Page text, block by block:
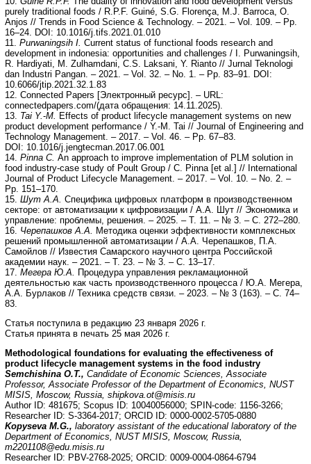
purely traditional foods / R.P.F. Guiné, S.G. Florença, M.J. Barroca, O.
Anjos // Trends in Food Science & Technology. – 2021. – Vol. 109. – Pp.
16–24. DOI: 10.1016/j.tifs.2021.01.010
11. Purwaningsih I. Current status of functional foods research and
development in indonesia: opportunities and challenges / I. Purwaningsih,
R. Hardiyati, M. Zulhamdani, C.S. Laksani, Y. Rianto // Jurnal Teknologi
dan Industri Pangan. – 2021. – Vol. 32. – No. 1. – Pp. 83–91. DOI:
10.6066/jtip.2021.32.1.83
12. Connected Papers [Электронный ресурс]. – URL:
connectedpapers.com/(дата обращения: 14.11.2025).
13. Tai Y.-M. Effects of product lifecycle management systems on new
product development performance / Y.-M. Tai // Journal of Engineering and
Technology Management. – 2017. – Vol. 46. – Pp. 67–83.
DOI: 10.1016/j.jengtecman.2017.06.001
14. Pinna C. An approach to improve implementation of PLM solution in
food industry-case study of Poult Group / C. Pinna [et al.] // International
Journal of Product Lifecycle Management. – 2017. – Vol. 10. – No. 2. –
Pp. 151–170.
15. Шут А.А. Специфика цифровых платформ в производственном
секторе: от автоматизации к цифровизации / А.А. Шут // Экономика и
управление: проблемы, решения. – 2025. – Т. 11. – № 3. – С. 272–280.
16. Черепашков А.А. Методика оценки эффективности комплексных
решений промышленной автоматизации / А.А. Черепашков, П.А.
Самойлов // Известия Самарского научного центра Российской
академии наук. – 2021. – Т. 23. – № 3. – С. 13–17.
17. Мегера Ю.А. Процедура управления рекламационной
деятельностью как часть производственного процесса / Ю.А. Мегера,
А.А. Бурлаков // Техника средств связи. – 2023. – № 3 (163). – С. 74–
83.
Статья поступила в редакцию 23 января 2026 г.
Статья принята в печать 25 мая 2026 г.
Methodological foundations for evaluating the effectiveness of
product lifecycle management systems in the food industry
Semchishina O.T., Candidate of Economic Sciences, Associate
Professor, Associate Professor of the Department of Economics, NUST
MISIS, Moscow, Russia, shipkova.ot@misis.ru
Author ID: 481675; Scopus ID: 10040056000; SPIN-code: 1156-3266;
Researcher ID: S-3364-2017; ORCID ID: 0000-0002-5705-0880
Kopyseva M.G., laboratory assistant of the educational laboratory of the
Department of Economics, NUST MISIS, Moscow, Russia,
m2201108@edu.misis.ru
Researcher ID: PBV-2768-2025; ORCID: 0009-0004-0864-6794